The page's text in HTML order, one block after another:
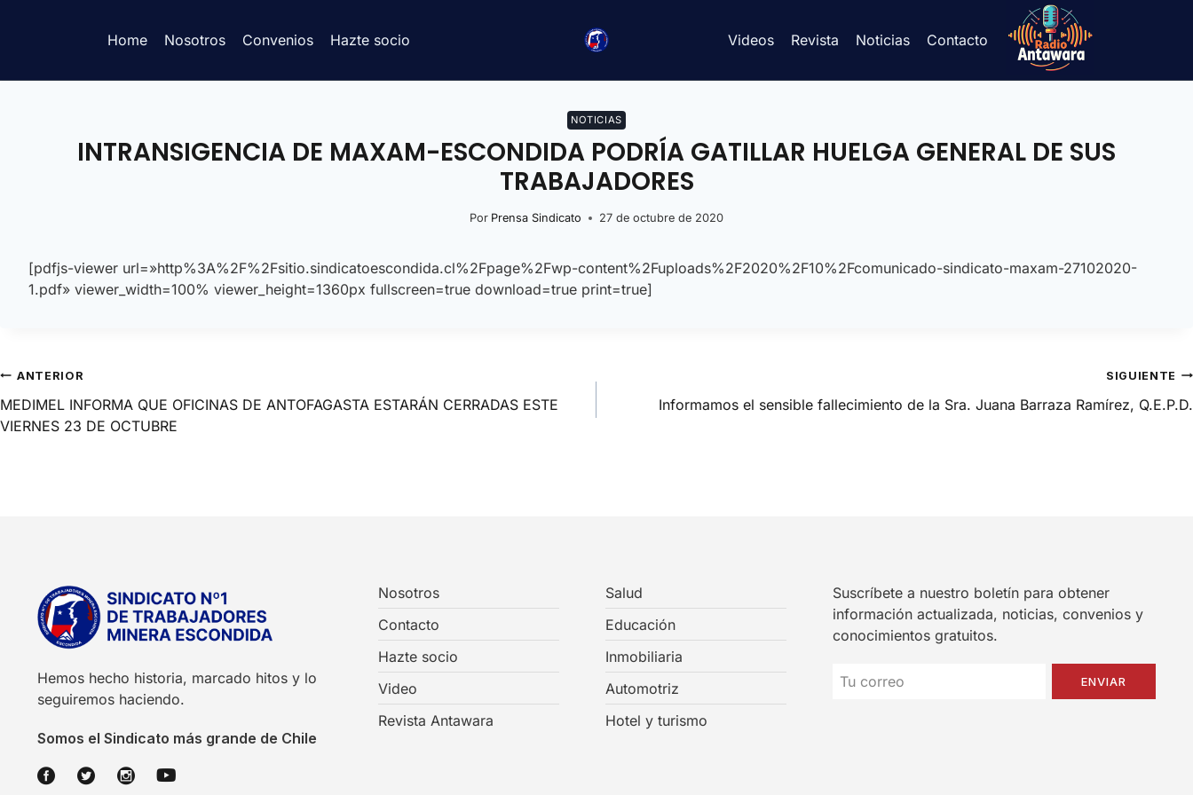
Home Nosotros Convenios Hazte socio Videos Revista Noticias Contacto
NOTICIAS
INTRANSIGENCIA DE MAXAM-ESCONDIDA PODRÍA GATILLAR HUELGA GENERAL DE SUS
TRABAJADORES
Por Prensa Sindicato 27 de octubre de 2020
[pdfjs-viewer url=»http%3A%2F%2Fsitio.sindicatoescondida.cl%2Fpage%2Fwp-content%2Fuploads%2F2020%2F10%2Fcomunicado-sindicato-maxam-27102020-
1.pdf» viewer_width=100% viewer_height=1360px fullscreen=true download=true print=true]
ANTERIOR
MEDIMEL INFORMA QUE OFICINAS DE ANTOFAGASTA ESTARÁN CERRADAS ESTE
VIERNES 23 DE OCTUBRE
SIGUIENTE
Informamos el sensible fallecimiento de la Sra. Juana Barraza Ramírez, Q.E.P.D.
Hemos hecho historia, marcado hitos y lo
seguiremos haciendo.
Somos el Sindicato más grande de Chile
Nosotros
Contacto
Hazte socio
Video
Revista Antawara
Salud
Educación
Inmobiliaria
Automotriz
Hotel y turismo
Suscríbete a nuestro boletín para obtener
información actualizada, noticias, convenios y
conocimientos gratuitos.
ENVIAR